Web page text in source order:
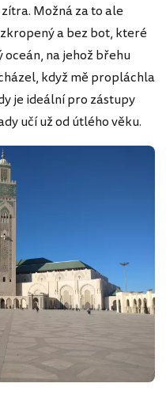
Možná za to ale
a bez bot, které
na jehož břehu
když mě propláchla
je ideální pro zástupy
učí už od útlého věku.